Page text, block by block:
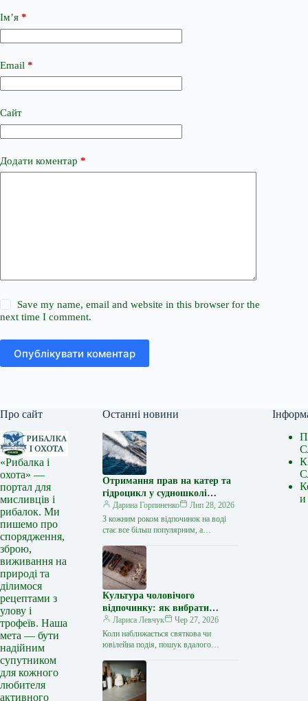
Ім’я *
Email *
Сайт
Додати коментар *
Save my name, email and website in this browser for the
next time I comment.
Опублікувати коментар
Про сайт
«Рибалка і
охота» —
портал для
мисливців і
рибалок. Ми
пишемо про
спорядження,
зброю,
виживання на
природі та
ділимося
рецептами з
улову і
трофеїв. Наша
мета — бути
надійним
супутником
для кожного
любителя
активного
Останні новини
Отримання прав на катер та
гідроцикл у судношколі
«Либідь-А»: від теорії до
іспиту
Дарина Горпиненко
Лип 28, 2026
З кожним роком відпочинок на воді
стає все більш популярним, а
чи гідроциклом відкриває нові
горизонти…
Культура чоловічого
відпочинку: як вибрати
стильний та корисний
подарунок
Лариса Левчук
Чер 27, 2026
Коли наближається святкова чи
ювілейна подія, пошук вдалого
близької людини нерідко
перетворюється на складне завдання.
…
и